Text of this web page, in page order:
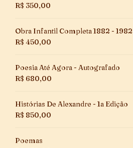
R$ 350,00
Obra Infantil Completa 1882 - 1982
R$ 450,00
Poesia Até Agora - Autografado
R$ 680,00
Histórias De Alexandre - 1a Edição
R$ 850,00
Poemas